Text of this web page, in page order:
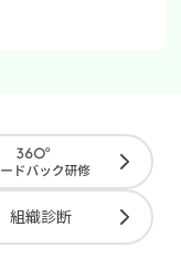
組織診断